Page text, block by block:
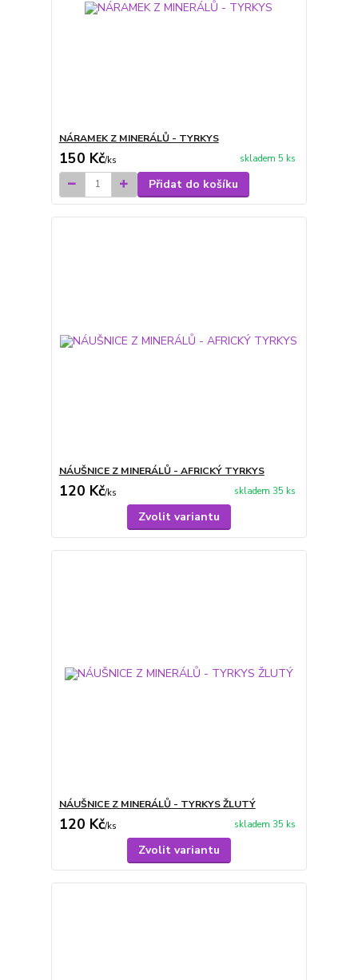
NÁRAMEK Z MINERÁLŮ - TYRKYS
150 Kč/ks skladem 5 ks
Přidat do košíku
NÁUŠNICE Z MINERÁLŮ - AFRICKÝ TYRKYS
120 Kč/ks skladem 35 ks
Zvolit variantu
NÁUŠNICE Z MINERÁLŮ - TYRKYS ŽLUTÝ
120 Kč/ks skladem 35 ks
Zvolit variantu